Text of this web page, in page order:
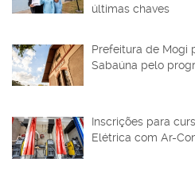
últimas chaves
Prefeitura de Mogi
Sabaúna pelo
Inscrições para
Elétrica com Ar-